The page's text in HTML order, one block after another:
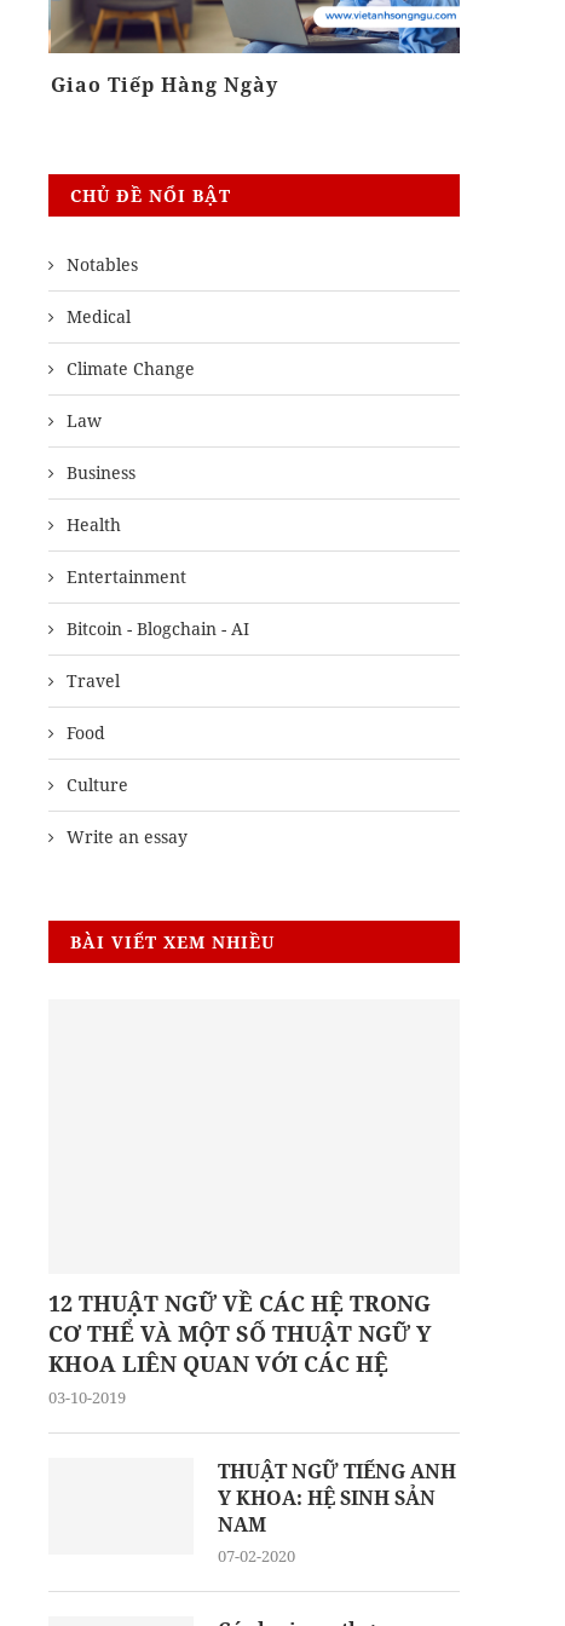
Giao Tiếp Hàng Ngày
CHỦ ĐỀ NỔI BẬT
Notables
Medical
Climate Change
Law
Business
Health
Entertainment
Bitcoin - Blogchain - AI
Travel
Food
Culture
Write an essay
BÀI VIẾT XEM NHIỀU
12 THUẬT NGỮ VỀ CÁC HỆ TRONG
CƠ THỂ VÀ MỘT SỐ THUẬT NGỮ Y
KHOA LIÊN QUAN VỚI CÁC HỆ
03-10-2019
THUẬT NGỮ TIẾNG ANH
Y KHOA: HỆ SINH SẢN
NAM
07-02-2020